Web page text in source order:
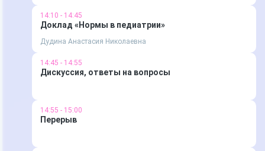
14:10 - 14:45
Доклад «Нормы в педиатрии»
Дудина Анастасия Николаевна
14:45 - 14:55
Дискуссия, ответы на вопросы
14:55 - 15:00
Перерыв